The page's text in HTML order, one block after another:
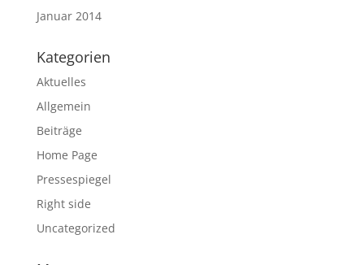
Januar 2014
Kategorien
Aktuelles
Allgemein
Beiträge
Home Page
Pressespiegel
Right side
Uncategorized